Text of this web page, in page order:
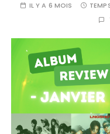
IL Y A 6 MOIS